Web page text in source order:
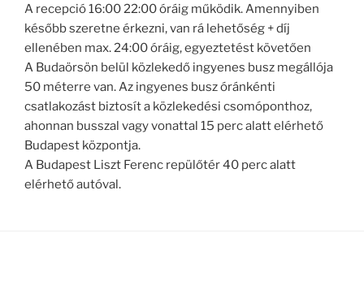
A recepció 16:00 22:00 óráig működik. Amennyiben
később szeretne érkezni, van rá lehetőség + díj
ellenében max. 24:00 óráig, egyeztetést követően
A Budaörsön belül közlekedő ingyenes busz megállója
50 méterre van. Az ingyenes busz óránkénti
csatlakozást biztosít a közlekedési csomóponthoz,
ahonnan busszal vagy vonattal 15 perc alatt elérhető
Budapest központja.
A Budapest Liszt Ferenc repülőtér 40 perc alatt
elérhető autóval.